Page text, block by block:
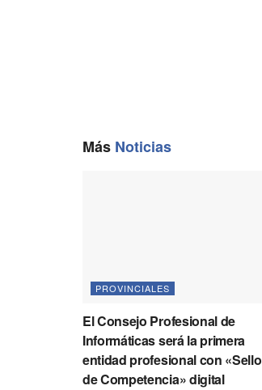
Más Noticias
PROVINCIALES
El Consejo Profesional de
Informáticas será la primera
entidad profesional con «Sello
de Competencia» digital